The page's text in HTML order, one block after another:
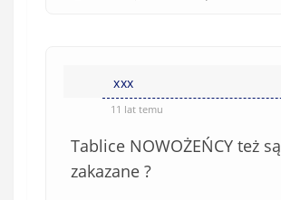
xxx
11 lat temu
Tablice NOWOŻEŃCY też są
zakazane ?